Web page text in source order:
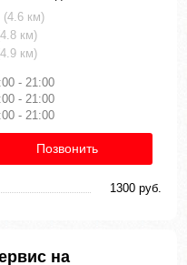
(4.6 км)
км)
км)
- 21:00
- 21:00
- 21:00
Позвонить
1300 руб.
на